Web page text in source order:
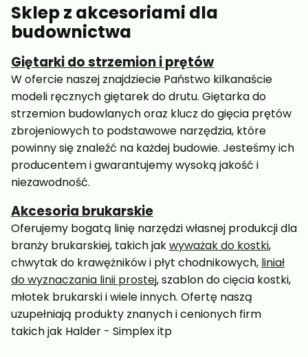
Sklep z akcesoriami dla
budownictwa
Giętarki do strzemion i prętów
W ofercie naszej znajdziecie Państwo kilkanaście
modeli ręcznych giętarek do drutu. Giętarka do
strzemion budowlanych oraz klucz do gięcia prętów
zbrojeniowych to podstawowe narzędzia, które
powinny się znaleźć na każdej budowie. Jesteśmy ich
producentem i gwarantujemy wysoką jakość i
niezawodność.
Akcesoria brukarskie
Oferujemy bogatą linię narzędzi własnej produkcji dla
branży brukarskiej, takich jakwyważak do kostki,
chwytak do krawężników i płyt chodnikowych, liniał
do wyznaczania linii prostej, szablon do cięcia kostki,
młotek brukarski i wiele innych. Ofertę naszą
uzupełniają produkty znanych i cenionych firm
takich jak Halder - Simplex itp